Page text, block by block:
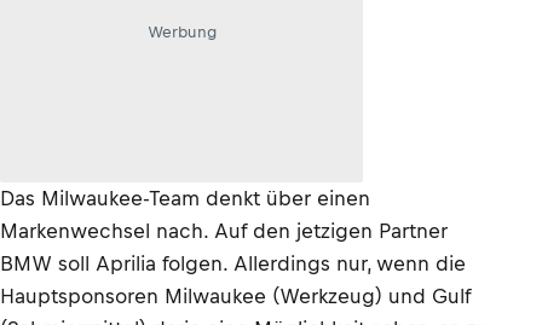
Werbung
Das Milwaukee-Team denkt über einen
Markenwechsel nach. Auf den jetzigen Partner
BMW soll Aprilia folgen. Allerdings nur, wenn die
Hauptsponsoren Milwaukee (Werkzeug) und Gulf